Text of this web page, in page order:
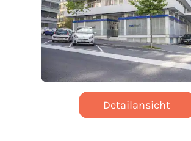
Detailansicht